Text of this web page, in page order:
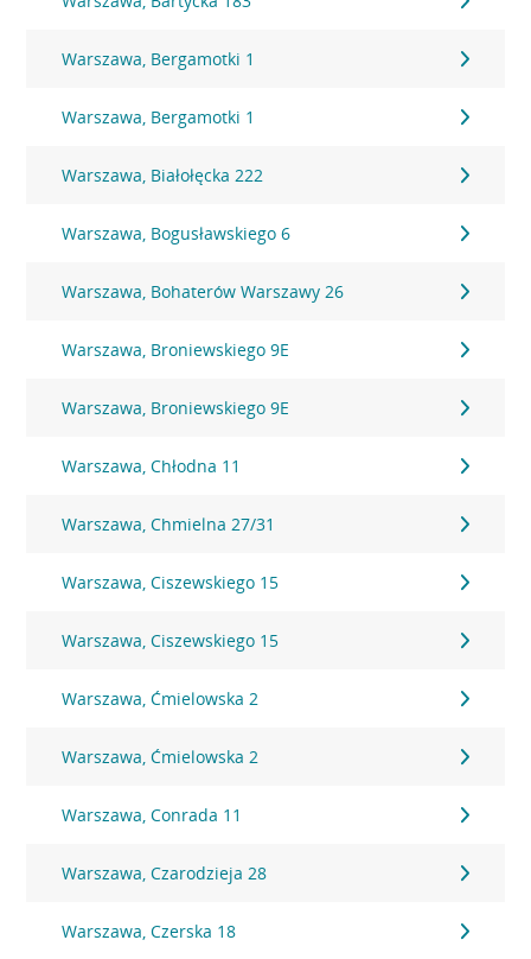
Warszawa, Bergamotki 1
Warszawa, Bergamotki 1
Warszawa, Białołęcka 222
Warszawa, Bogusławskiego 6
Warszawa, Bohaterów Warszawy 26
Warszawa, Broniewskiego 9E
Warszawa, Broniewskiego 9E
Warszawa, Chłodna 11
Warszawa, Chmielna 27/31
Warszawa, Ciszewskiego 15
Warszawa, Ciszewskiego 15
Warszawa, Ćmielowska 2
Warszawa, Ćmielowska 2
Warszawa, Conrada 11
Warszawa, Czarodzieja 28
Warszawa, Czerska 18